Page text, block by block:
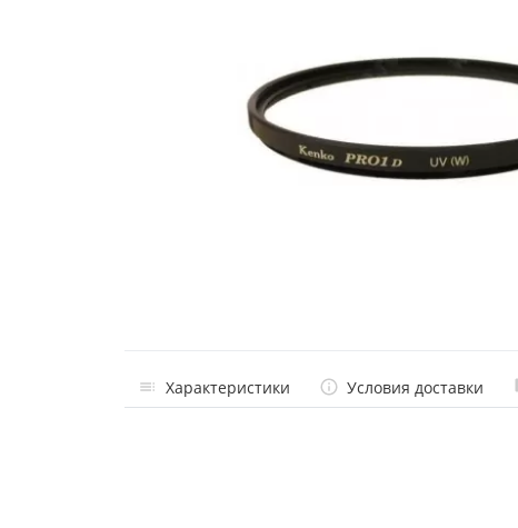
Характеристики Условия доставки